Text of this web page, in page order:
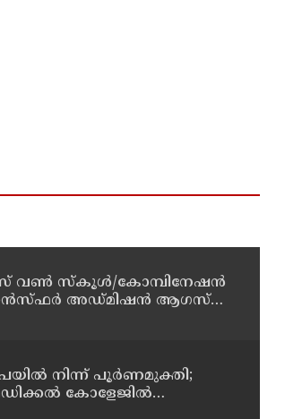
വൺ സ്‌കൂൾ/കോമ്പിനേഷൻ
അഡ്മിഷൻ ആഗസ്ത്
നിന്ന് പൂർണമുക്തി;
കോളേജിൽ